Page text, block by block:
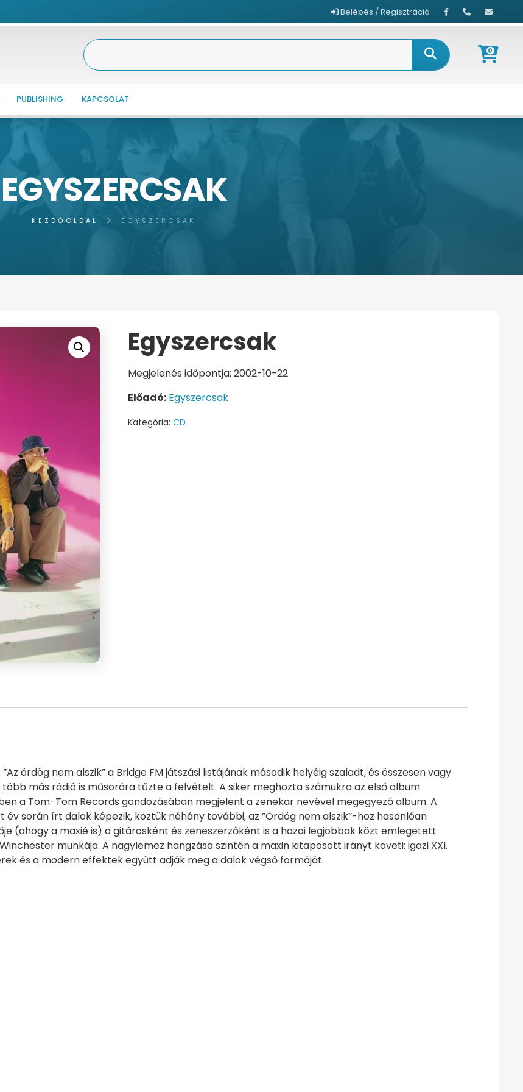
Belépés / Regisztráció
0
PUBLISHING KAPCSOLAT
EGYSZERCSAK
KEZDŐOLDAL EGYSZERCSAK
Egyszercsak
Megjelenés időpontja: 2002-10-22
Előadó: Egyszercsak
Kategória:CD
ördög nem alszik” a Bridge FM játszási listájának második helyéig szaladt, és összesen vagy
más rádió is műsorára tűzte a felvételt. A siker meghozta számukra az első album
a Tom-Tom Records gondozásában megjelent a zenekar nevével megegyező album. A
során írt dalok képezik, köztük néhány további, az ”Ördög nem alszik”-hoz hasonlóan
(ahogy a maxié is) a gitárosként és zeneszerzőként is a hazai legjobbak közt emlegetett
munkája. A nagylemez hangzása szintén a maxin kitaposott irányt követi: igazi XXI.
és a modern effektek együtt adják meg a dalok végső formáját.